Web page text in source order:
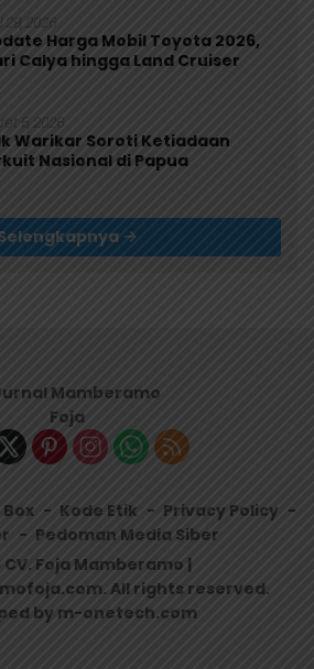
29, 2026
Harga Mobil Toyota 2026,
Calya hingga Land Cruiser
5, 2026
Warikar Soroti Ketiadaan
Nasional di Papua
Kode Etik
Privacy Policy
Pedoman Media Siber
CV. Foja Mamberamo |
All rights reserved.
by m-onetech.com